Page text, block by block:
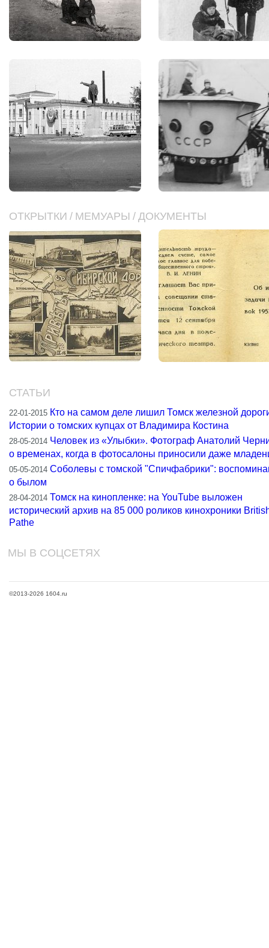
ОТКРЫТКИ / МЕМУАРЫ / ДОКУМЕНТЫ
СТАТЬИ
22-01-2015 Кто на самом деле лишил Томск железной
Истории о томских купцах от Владимира Костина
28-05-2014 Человек из «Улыбки». Фотограф Анатолий
о временах, когда в фотосалоны приносили даже
05-05-2014 Соболевы с томской "Спичфабрики":
о былом
28-04-2014 Томск на кинопленке: на YouTube выложен
исторический архив на 85 000 роликов кинохроники
Pathe
МЫ В СОЦСЕТЯХ
©2013-2026 1604.ru